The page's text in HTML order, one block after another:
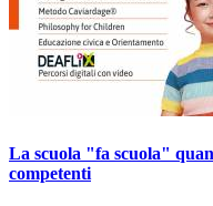
La scuola "fa scuola"
competenti